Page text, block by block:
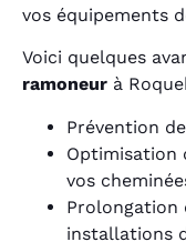
vos équipements
Voici quelques
ramoneur à
Prévention
Optimisation
vos
Prolongation
installations